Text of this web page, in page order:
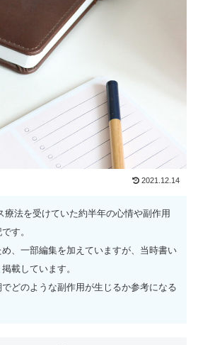
2021.12.14
療法を受けていた約半年の心情や副作用
す。
、一部編集を加えていますが、当時書い
載しています。
どのような副作用が生じるか参考になる